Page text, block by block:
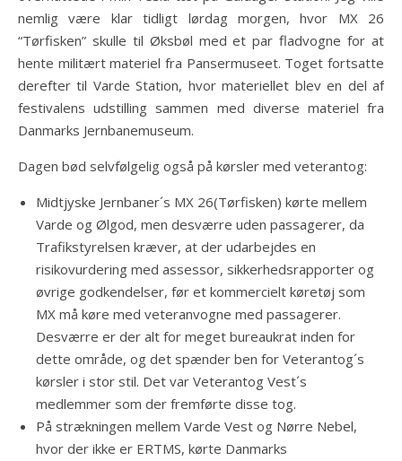
nemlig være klar tidligt lørdag morgen, hvor MX 26
“Tørfisken” skulle til Øksbøl med et par fladvogne for at
hente militært materiel fra Pansermuseet. Toget fortsatte
derefter til Varde Station, hvor materiellet blev en del af
festivalens udstilling sammen med diverse materiel fra
Danmarks Jernbanemuseum.
Dagen bød selvfølgelig også på kørsler med veterantog:
Midtjyske Jernbaner´s MX 26(Tørfisken) kørte mellem
Varde og Ølgod, men desværre uden passagerer, da
Trafikstyrelsen kræver, at der udarbejdes en
risikovurdering med assessor, sikkerhedsrapporter og
øvrige godkendelser, før et kommercielt køretøj som
MX må køre med veteranvogne med passagerer.
Desværre er der alt for meget bureaukrat inden for
dette område, og det spænder ben for Veterantog´s
kørsler i stor stil. Det var Veterantog Vest´s
medlemmer som der fremførte disse tog.
På strækningen mellem Varde Vest og Nørre Nebel,
hvor der ikke er ERTMS, kørte Danmarks